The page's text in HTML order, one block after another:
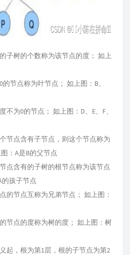
子树的个数称为该节点的度； 如上
的节点称为叶节点； 如上图：B、
度不为0的节点； 如上图：D、E、F、
个节点含有子节点，则这个节点称为
：A是B的父节点
节点含有的子树的根节点称为该节点
的孩子节点
的节点互称为兄弟节点； 如上图：
节点的度称为树的度； 如上图：树
起，根为第1层，根的子节点为第2